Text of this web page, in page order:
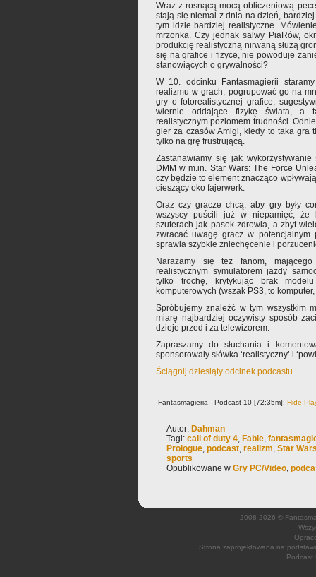
Wraz z rosnącą mocą obliczeniową
stają się niemal z dnia na dzień,
tym idzie bardziej realistyczne.
mrzonka. Czy jednak salwy PiaRów,
produkcję realistyczną nirwaną służą
się na grafice i fizyce, nie powoduje
stanowiących o grywalności?
W 10. odcinku Fantasmagierii
realizmu w grach, pogrupować go na
gry o fotorealistycznej grafice,
wiernie oddające fizykę świata, a
realistycznym poziomem trudności.
gier za czasów Amigi, kiedy to taka gra
tylko na grę frustrującą.
Zastanawiamy się jak
DMM w m.in. Star Wars: The Force
czy będzie to element znacząco
cieszący oko fajerwerk.
Oraz czy gracze chcą, aby gry były
wszyscy puścili już w niepamięć, że
szuterach jak pasek zdrowia, a zbyt
zwracać uwagę gracz w potencjalnym
sprawia szybkie zniechęcenie i
Narażamy się też fanom,
realistycznym symulatorem jazdy
tylko trochę, krytykując brak
komputerowych (wszak PS3, to
Spróbujemy znaleźć w tym wszystkim
miarę najbardziej oczywisty sposób
dzieje przed i za telewizorem.
Zapraszamy do słuchania i
sponsorowały słówka ‘realistyczny’ i
Ściągnij dziesiąty odcinek podcastu
Fantasmagieria - Podcast 10 [72:35m]: Hide
Autor: Dahman
Tagi: call of duty 4, Fable,
Prologue, podcast, realizm, Star
sports
Opublikowane w Gry PC/Video,
2008-2026 ©
Strona zaprojektowana na
Podcast